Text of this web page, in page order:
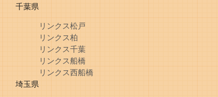
千葉県
リンクス松戸
リンクス柏
リンクス千葉
リンクス船橋
リンクス西船橋
埼玉県